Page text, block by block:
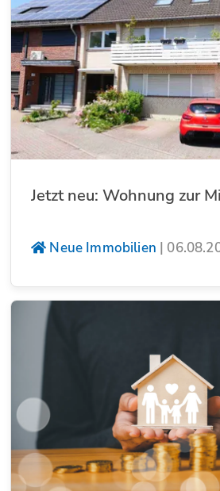
Jetzt neu: Wohnung zur
Neue Immobilien |